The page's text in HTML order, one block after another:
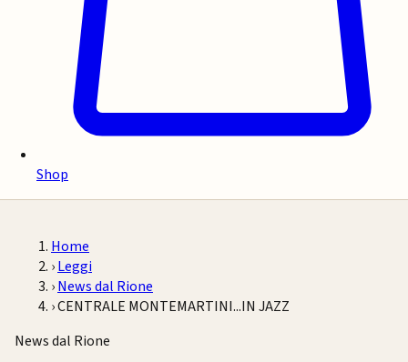
Shop
Home
›Leggi
›News dal Rione
›CENTRALE MONTEMARTINI...IN JAZZ
News dal Rione